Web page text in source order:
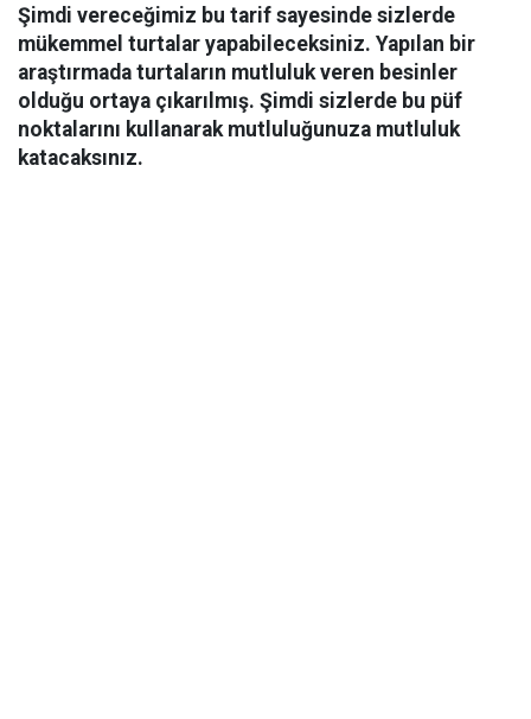
Şimdi vereceğimiz bu tarif sayesinde sizlerde
mükemmel turtalar yapabileceksiniz. Yapılan bir
araştırmada turtaların mutluluk veren besinler
olduğu ortaya çıkarılmış. Şimdi sizlerde bu püf
noktalarını kullanarak mutluluğunuza mutluluk
katacaksınız.